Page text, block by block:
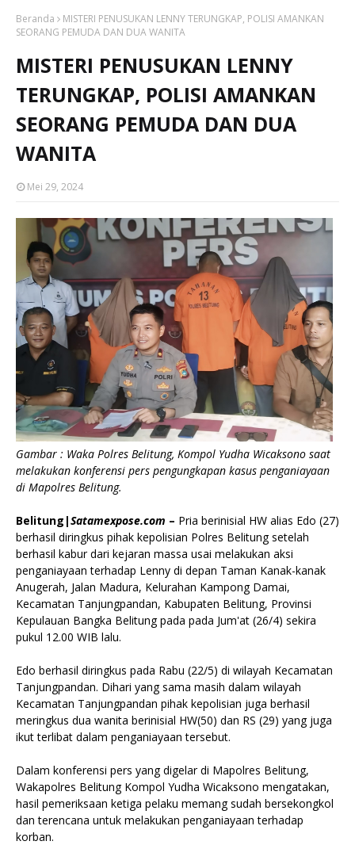
Beranda
MISTERI PENUSUKAN LENNY TERUNGKAP, POLISI AMANKAN
SEORANG PEMUDA DAN DUA WANITA
MISTERI PENUSUKAN LENNY
TERUNGKAP, POLISI AMANKAN
SEORANG PEMUDA DAN DUA
WANITA
Mei 29, 2024
Gambar : Waka Polres Belitung, Kompol Yudha Wicaksono saat
melakukan konferensi pers pengungkapan kasus penganiayaan
di Mapolres Belitung.
Belitung|Satamexpose.com – Pria berinisial HW alias Edo (27)
berhasil diringkus pihak kepolisian Polres Belitung setelah
berhasil kabur dari kejaran massa usai melakukan aksi
penganiayaan terhadap Lenny di depan Taman Kanak-kanak
Anugerah, Jalan Madura, Kelurahan Kampong Damai,
Kecamatan Tanjungpandan, Kabupaten Belitung, Provinsi
Kepulauan Bangka Belitung pada pada Jum'at (26/4) sekira
pukul 12.00 WIB lalu.
Edo berhasil diringkus pada Rabu (22/5) di wilayah Kecamatan
Tanjungpandan. Dihari yang sama masih dalam wilayah
Kecamatan Tanjungpandan pihak kepolisian juga berhasil
meringkus dua wanita berinisial HW(50) dan RS (29) yang juga
ikut terlibat dalam penganiayaan tersebut.
Dalam konferensi pers yang digelar di Mapolres Belitung,
Wakapolres Belitung Kompol Yudha Wicaksono mengatakan,
hasil pemeriksaan ketiga pelaku memang sudah bersekongkol
dan terencana untuk melakukan penganiayaan terhadap
korban.